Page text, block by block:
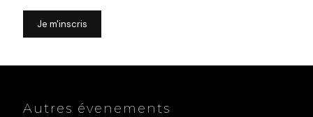
Je m'inscris
Autres évenements